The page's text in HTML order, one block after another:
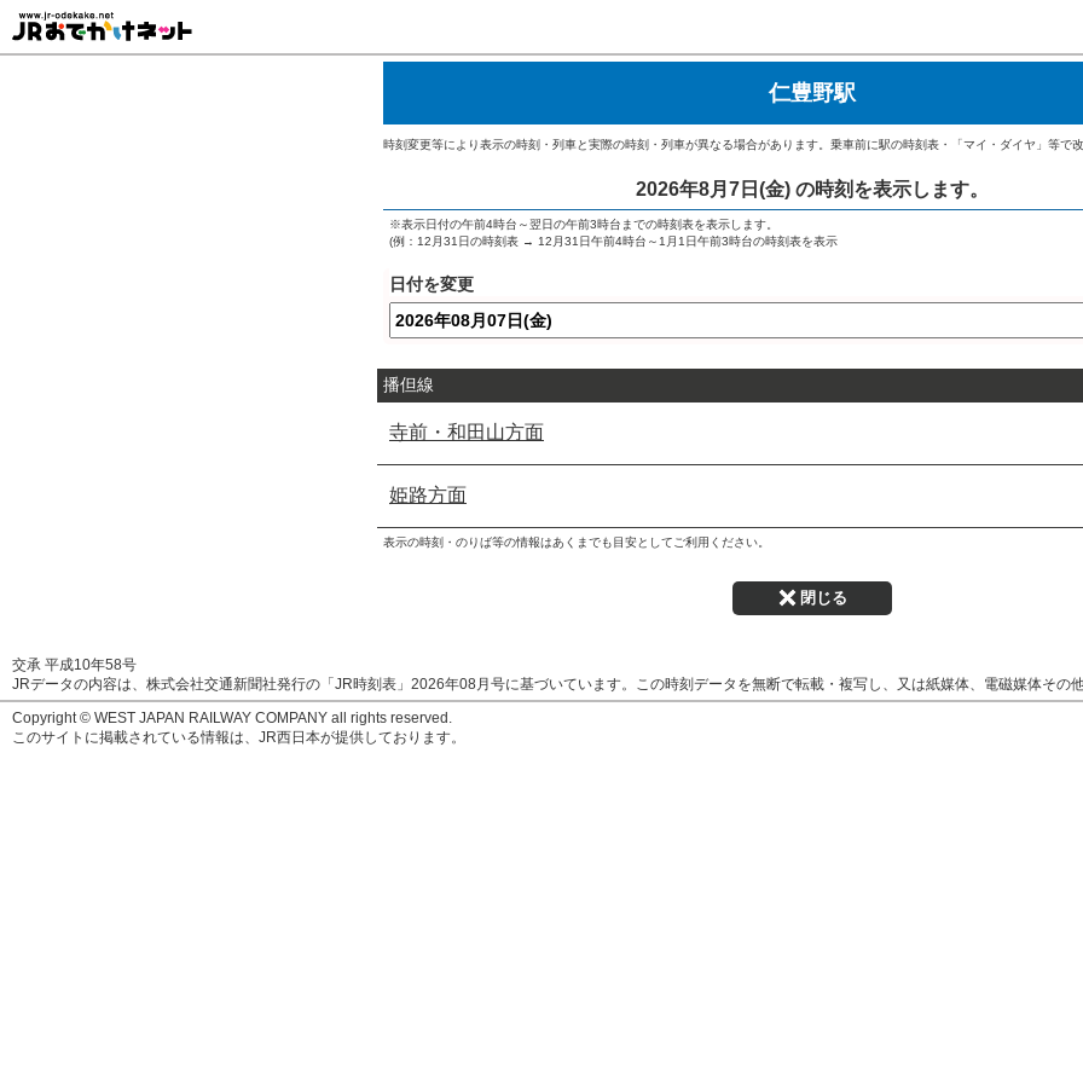
仁豊野駅
時刻変更等により表示の時刻・列車と実際の時刻・列車が異なる場合があります。乗車前に駅の時刻表・「マイ・ダイヤ」等で改
2026年8月7日(金) の時刻を表示します。
日付を変更
※表示日付の午前4時台～翌日の午前3時台までの時刻表を表示します。
(例：12月31日の時刻表 → 12月31日午前4時台～1月1日午前3時台の時刻表を表示
播但線
寺前・和田山方面
姫路方面
表示の時刻・のりば等の情報はあくまでも目安としてご利用ください。
閉じる
交承 平成10年58号
JRデータの内容は、株式会社交通新聞社発行の「JR時刻表」 2026年08月号に基づいています。この時刻データを無断で転載・複写し、又は紙媒体、電磁媒体その
Copyright © WEST JAPAN RAILWAY COMPANY all rights reserved.
このサイトに掲載されている情報は、JR西日本が提供しております。